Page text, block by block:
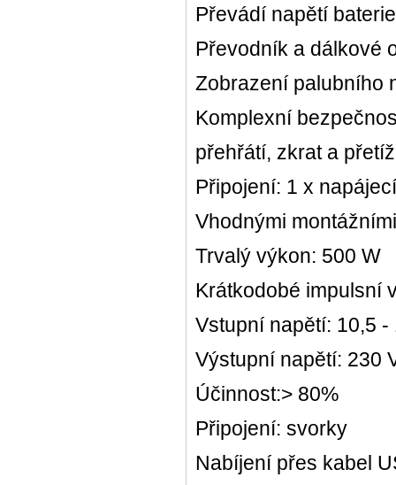
Převádí napětí
Převodník a dálkové
Zobrazení palubního
Komplexní
přehřátí, zkrat a
Připojení: 1 x
Vhodnými
Trvalý výkon: 500 W
Krátkodobé impulsní
Vstupní napětí: 10,5 -
Výstupní napětí: 230
Účinnost:> 80%
Připojení: svorky
Nabíjení přes kabel